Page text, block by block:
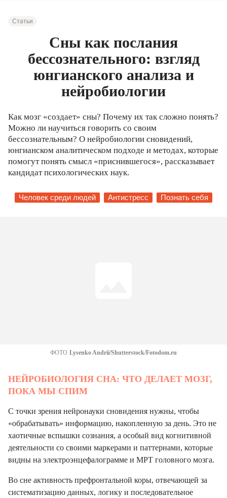
Статьи
Сны как послания
бессознательного: взгляд
юнгианского анализа и
нейробиологии
Как мозг «создает» сны? Почему их так сложно понять?
Можно ли научиться говорить со своим
бессознательным? О нейробиологии сновидений,
юнгианском аналитическом подходе и методах, которые
помогут понять смысл «приснившегося», рассказывает
кандидат психологических наук.
Человек среди людей Антистресс Познать себя
ФОТО Lysenko Andrii/Shutterstock/Fotodom.ru
НЕЙРОБИОЛОГИЯ СНА: ЧТО ДЕЛАЕТ МОЗГ,
ПОКА МЫ СПИМ
С точки зрения нейронауки сновидения нужны, чтобы
«обрабатывать» информацию, накопленную за день. Это не
хаотичные вспышки сознания, а особый вид когнитивной
деятельности со своими маркерами и паттернами, которые
видны на электроэнцефалограмме и МРТ головного мозга.
Во сне активность префронтальной коры, отвечающей за
систематизацию данных, логику и последовательное